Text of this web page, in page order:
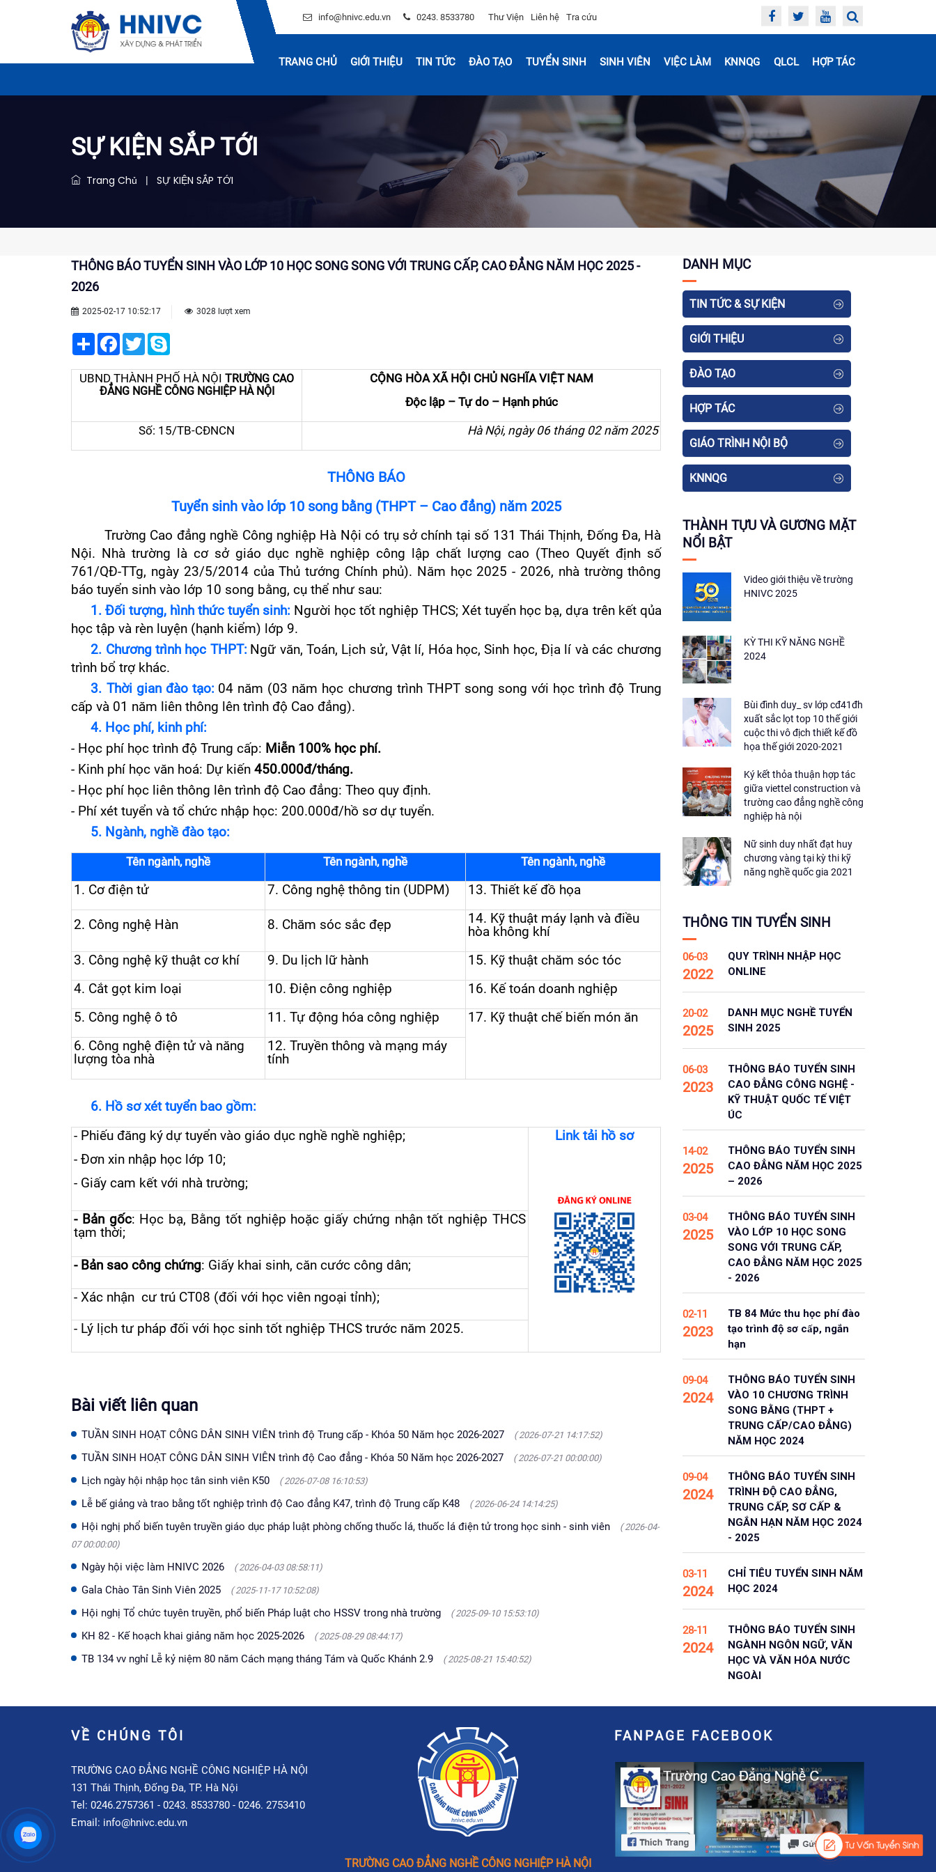
info@hnivc.edu.vn 0243. 8533780 Thư Viện Liên hệ Tra cứu
TRANG CHỦ GIỚI THIỆU TIN TỨC ĐÀO TẠO TUYỂN SINH SINH VIÊN VIỆC LÀM KNNQG QLCL HỢP TÁC
SỰ KIỆN SẮP TỚI
Trang Chủ | SỰ KIỆN SẮP TỚI
THÔNG BÁO TUYỂN SINH VÀO LỚP 10 HỌC SONG SONG VỚI TRUNG CẤP, CAO ĐẲNG NĂM HỌC 2025 -
2026
2025-02-17 10:52:17 3028 lượt xem
Share Facebook
Twitter
UBND THÀNH PHỐ HÀ NỘI TRƯỜNG CAO
ĐẲNG NGHỀ CÔNG NGHIỆP HÀ NỘI
CỘNG HÒA XÃ HỘI CHỦ NGHĨA VIỆT NAM
Độc lập – Tự do – Hạnh phúc
Số: 15/TB-CĐNCN Hà Nội, ngày 06 tháng 02 năm 2025
THÔNG BÁO
Tuyển sinh vào lớp 10 song bằng (THPT – Cao đẳng) năm 2025
Trường Cao đẳng nghề Công nghiệp Hà Nội có trụ sở chính tại số 131 Thái Thịnh, Đống Đa, Hà
Nội. Nhà trường là cơ sở giáo dục nghề nghiệp công lập chất lượng cao (Theo Quyết định số
761/QĐ-TTg, ngày 23/5/2014 của Thủ tướng Chính phủ). Năm học 2025 - 2026, nhà trường thông
báo tuyển sinh vào lớp 10 song bằng, cụ thể như sau:
1. Đối tượng, hình thức tuyển sinh: Người học tốt nghiệp THCS; Xét tuyển học bạ, dựa trên kết qủa
học tập và rèn luyện (hạnh kiểm) lớp 9.
2. Chương trình học THPT: Ngữ văn, Toán, Lịch sử, Vật lí, Hóa học, Sinh học, Địa lí và các chương
trình bổ trợ khác.
3. Thời gian đào tạo: 04 năm (03 năm học chương trình THPT song song với học trình độ Trung
cấp và 01 năm liên thông lên trình độ Cao đẳng).
4. Học phí, kinh phí:
- Học phí học trình độ Trung cấp: Miễn 100% học phí.
- Kinh phí học văn hoá: Dự kiến 450.000đ/tháng.
- Học phí học liên thông lên trình độ Cao đẳng: Theo quy định.
- Phí xét tuyển và tổ chức nhập học: 200.000đ/hồ sơ dự tuyển.
5. Ngành, nghề đào tạo:
Tên ngành,nghề Tên ngành,nghề Tên ngành,nghề
1. Cơđiện tử 7. Công nghệ thông tin (UDPM) 13. Thiết kế đồ họa
2. Công nghệ Hàn 8. Chăm sóc sắc đẹp 14. Kỹ thuật máy lạnh và điều
hòa không khí
3. Công nghệ kỹ thuật cơ khí 9. Du lịch lữ hành 15. Kỹ thuật chăm sóc tóc
4. Cắt gọt kim loại 10. Điện công nghiệp 16. Kế toán doanh nghiệp
5. Công nghệ ô tô 11. Tự động hóa công nghiệp 17. Kỹ thuật chế biến món ăn
6. Công nghệ điện tử và năng
lượng tòa nhà
12. Truyền thông và mạng máy
tính
6. Hồ sơ xét tuyển bao gồm:
- Phiếu đăng kýdự tuyển vào giáo dục nghề nghề nghiệp;
- Đơn xin nhập học lớp 10;
- Giấy cam kết với nhà trường;
Link tải hồ sơ
-Bản gốc: Học bạ, Bằng tốt nghiệp hoặc giấy chứng nhận tốt nghiệpTHCS
tạm thời;
-Bản sao công chứng: Giấy khai sinh, căn cước công dân;
- Xác nhận cư trú CT08 (đối với học viên ngoại tỉnh);
- Lý lịch tư pháp đối với học sinh tốt nghiệp THCS trước năm 2025.
Bài viết liên quan
TUẦN SINH HOẠT CÔNG DÂN SINH VIÊN trình độ Trung cấp - Khóa 50 Năm học 2026-2027 ( 2026-07-21 14:17:52)
TUẦN SINH HOẠT CÔNG DÂN SINH VIÊN trình độ Cao đẳng - Khóa 50 Năm học 2026-2027 ( 2026-07-21 00:00:00)
Lịch ngày hội nhập học tân sinh viên K50 ( 2026-07-08 16:10:53)
Lễ bế giảng và trao bằng tốt nghiệp trình độ Cao đẳng K47, trình độ Trung cấp K48 ( 2026-06-24 14:14:25)
Hội nghị phổ biến tuyên truyền giáo dục pháp luật phòng chống thuốc lá, thuốc lá điện tử trong học sinh - sinh viên
( 2026-04-
07 00:00:00)
Ngày hội việc làm HNIVC 2026 ( 2026-04-03 08:58:11)
Gala Chào Tân Sinh Viên 2025 ( 2025-11-17 10:52:08)
Hội nghị Tổ chức tuyên truyền, phổ biến Pháp luật cho HSSV trong nhà trường ( 2025-09-10 15:53:10)
KH 82 - Kế hoạch khai giảng năm học 2025-2026 ( 2025-08-29 08:44:17)
TB 134 vv nghỉ Lễ kỷ niệm 80 năm Cách mạng tháng Tám và Quốc Khánh 2.9 ( 2025-08-21 15:40:52)
DANH MỤC
TIN TỨC & SỰ KIỆN
GIỚI THIỆU
ĐÀO TẠO
HỢP TÁC
GIÁO TRÌNH NỘI BỘ
KNNQG
THÀNH TỰU VÀ GƯƠNG MẶT
NỔI BẬT
Video giới thiệu về trường
HNIVC 2025
KỲ THI KỸ NĂNG NGHỀ
2024
Bùi đình duy_ sv lớp cđ41đh
xuất sắc lọt top 10 thế giới
cuộc thi vô địch thiết kế đồ
họa thế giới 2020-2021
Ký kết thỏa thuận hợp tác
giữa viettel construction và
trường cao đẳng nghề công
nghiệp hà nội
Nữ sinh duy nhất đạt huy
chương vàng tại kỳ thi kỹ
năng nghề quốc gia 2021
THÔNG TIN TUYỂN SINH
06-03
2022
QUY TRÌNH NHẬP HỌC
ONLINE
20-02
2025
DANH MỤC NGHỀ TUYỂN
SINH 2025
06-03
2023
THÔNG BÁO TUYỂN SINH
CAO ĐẲNG CÔNG NGHỆ -
KỸ THUẬT QUỐC TẾ VIỆT
ÚC
14-02
2025
THÔNG BÁO TUYỂN SINH
CAO ĐẲNG NĂM HỌC 2025
– 2026
03-04
2025
THÔNG BÁO TUYỂN SINH
VÀO LỚP 10 HỌC SONG
SONG VỚI TRUNG CẤP,
CAO ĐẲNG NĂM HỌC 2025
- 2026
02-11
2023
TB 84 Mức thu học phí đào
tạo trình độ sơ cấp, ngắn
hạn
09-04
2024
THÔNG BÁO TUYỂN SINH
VÀO 10 CHƯƠNG TRÌNH
SONG BẰNG (THPT +
TRUNG CẤP/CAO ĐẲNG)
NĂM HỌC 2024
09-04
2024
THÔNG BÁO TUYỂN SINH
TRÌNH ĐỘ CAO ĐẲNG,
TRUNG CẤP, SƠ CẤP &
NGẮN HẠN NĂM HỌC 2024
- 2025
03-11
2024
CHỈ TIÊU TUYỂN SINH NĂM
HỌC 2024
28-11
2024
THÔNG BÁO TUYỂN SINH
NGÀNH NGÔN NGỮ, VĂN
HỌC VÀ VĂN HÓA NƯỚC
NGOÀI
VỀ CHÚNG TÔI
TRƯỜNG CAO ĐẲNG NGHỀ CÔNG NGHIỆP HÀ NỘI
131 Thái Thịnh, Đống Đa, TP. Hà Nội
Tel: 0246.2757361 - 0243. 8533780 - 0246. 2753410
Email: info@hnivc.edu.vn
TRƯỜNG CAO ĐẲNG NGHỀ CÔNG NGHIỆP HÀ NỘI
FANPAGE FACEBOOK